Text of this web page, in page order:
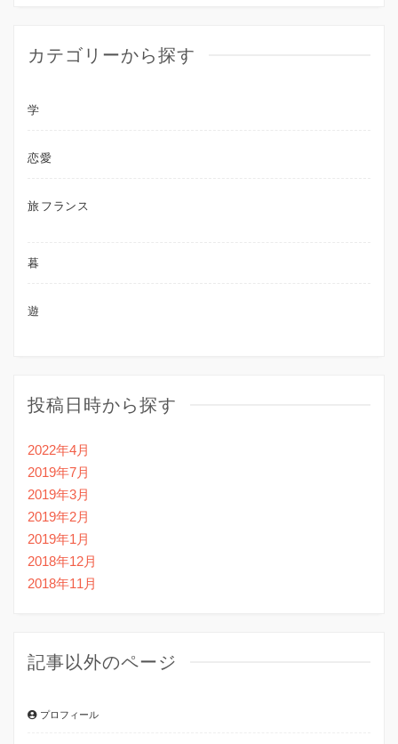
カテゴリーから探す
学
恋愛
旅 フランス
暮
遊
投稿日時から探す
2022年4月
2019年7月
2019年3月
2019年2月
2019年1月
2018年12月
2018年11月
記事以外のページ
プロフィール